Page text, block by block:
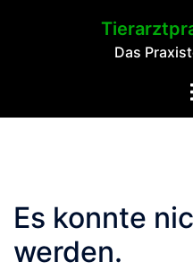
Das
Es konnte
werden.